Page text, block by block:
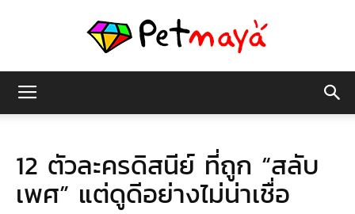
มายา
12 ตัวละครดิสนีย์ ที่ถูก “สลับ
เพศ” แต่ดูดีอย่างไม่น่าเชื่อ